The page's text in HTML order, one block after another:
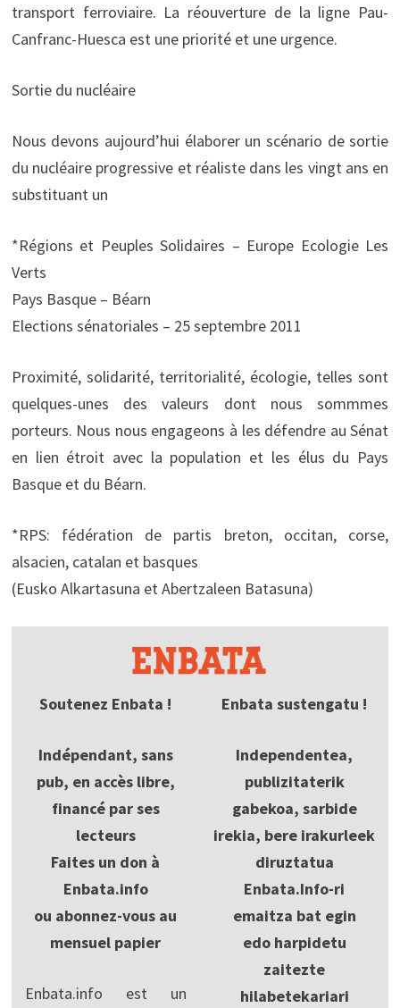
transport ferroviaire. La réouverture de la ligne Pau-
Canfranc-Huesca est une priorité et une urgence.
Sortie du nucléaire
Nous devons aujourd’hui élaborer un scénario de sortie
du nucléaire progressive et réaliste dans les vingt ans en
substituant un
*Régions et Peuples Solidaires – Europe Ecologie Les
Verts
Pays Basque – Béarn
Elections sénatoriales – 25 septembre 2011
Proximité, solidarité, territorialité, écologie, telles sont
quelques-unes des valeurs dont nous sommmes
porteurs. Nous nous engageons à les défendre au Sénat
en lien étroit avec la population et les élus du Pays
Basque et du Béarn.
*RPS: fédération de partis breton, occitan, corse,
alsacien, catalan et basques
(Eusko Alkartasuna et Abertzaleen Batasuna)
Soutenez Enbata !
Indépendant, sans
pub, en accès libre,
financé par ses
lecteurs
Faites un don à
Enbata.info
ou abonnez-vous au
mensuel papier
Enbata.info est un
Enbata sustengatu !
Independentea,
publizitaterik
gabekoa, sarbide
irekia, bere irakurleek
diruztatua
Enbata.Info-ri
emaitza bat egin
edo harpidetu
zaitezte
hilabetekariari